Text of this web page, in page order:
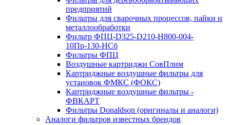
предприятий
Фильтры для сварочных процессов, пайки и
металлообработки
Фильтр ФПЦ-D325-D210-H800-004-
10Пр-130-НСб
Фильтры ФПЦ
Воздушные картриджи СовПлим
Картриджные воздушные фильтры для
установок ФМКС (ФОКС)
Картриджные воздушные фильтры -
ФВКАРТ
Фильтры Donaldson (оригиналы и аналоги)
Аналоги фильтров известных брендов